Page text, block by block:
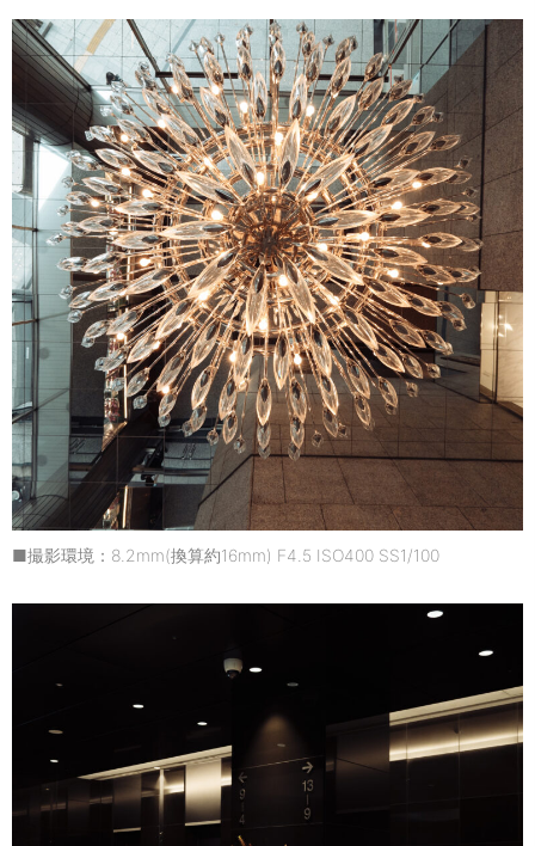
■撮影環境：8.2mm(換算約16mm) F4.5 ISO400 SS1/100